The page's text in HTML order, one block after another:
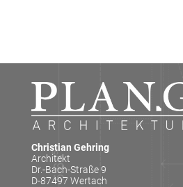
Christian Gehring
Architekt
Dr.-Bach-Straße 9
D-87497 Wertach